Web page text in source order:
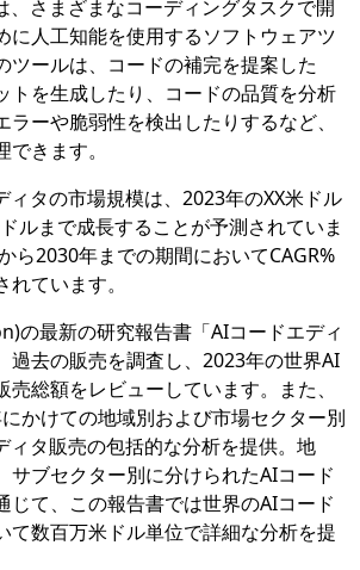
、さまざまなコーディングタスクで開
に人工知能を使用するソフトウェアツ
ツールは、コードの補完を提案した
トを生成したり、コードの品質を分析
ラーや脆弱性を検出したりするなど、
きます。
ィタの市場規模は、2023年のXX米ドル
ルまで成長することが予測されていま
ら2030年までの期間においてCAGR%
ています。
の最新の研究報告書「AIコードエディ
過去の販売を調査し、2023年の世界AI
売総額をレビューしています。また、
かけての地域別および市場セクター別
ィタ販売の包括的な分析を提供。地
サブセクター別に分けられたAIコード
じて、この報告書では世界のAIコード
て数百万米ドル単位で詳細な分析を提